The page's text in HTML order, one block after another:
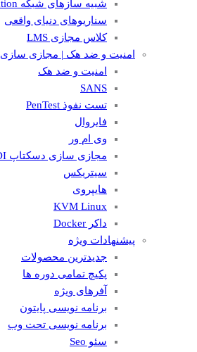
شبیه سازهای شبکه Simulation
سناریوهای دنیای واقعی
کلاس مجازی LMS
امنیت و ضد هک | مجازی سازی
امنیت و ضد هک
SANS
تست نفوذ PenTest
فایروال
وی ام ور
مجازی سازی دسکتاپ VDI
سیتریکس
هایپروی
KVM Linux
داکر Docker
پیشنهادات ویژه
جدیدترین محصولات
پکیچ تمامی دوره ها
آفرهای ویژه
برنامه نویسی پایتون
برنامه نویسی تحت وب
سئو Seo